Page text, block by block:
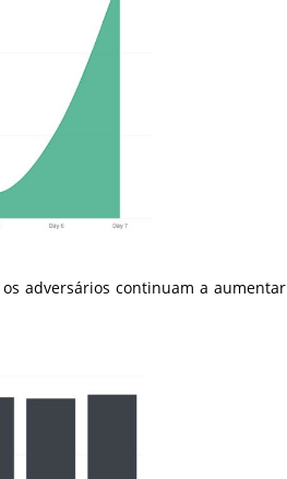
adversários continuam a aumentar